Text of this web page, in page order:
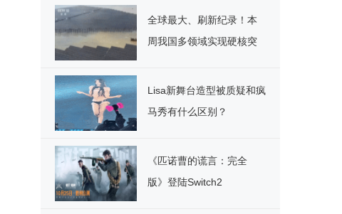
全球最大、刷新纪录！本
周我国多领域实现硬核突
Lisa新舞台造型被质疑和疯
马秀有什么区别？
《匹诺曹的谎言：完全
版》登陆Switch2